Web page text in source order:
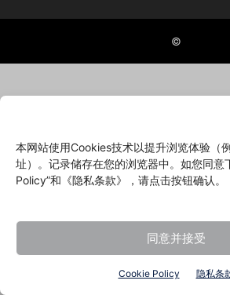
本网站使用Cookies技术以提升浏览体验（
址）。记录储存在您的浏览器中。如您同意
Policy”和《隐私条款》，请点击按钮确认。
同意并接受
Cookie Policy 隐私条
©